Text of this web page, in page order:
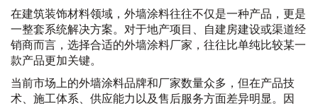
在建筑装饰材料领域，外墙涂料往往不仅是一种产品，更是
一整套系统解决方案。对于地产项目、自建房建设或渠道经
销商而言，选择合适的外墙涂料厂家，往往比单纯比较某一
款产品更加关键。
当前市场上的外墙涂料品牌和厂家数量众多，但在产品技
术、施工体系、供应能力以及售后服务方面差异明显。因